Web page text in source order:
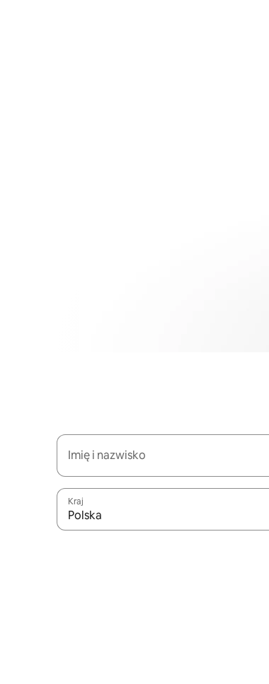
Imię i nazwisko
Kraj
Polska